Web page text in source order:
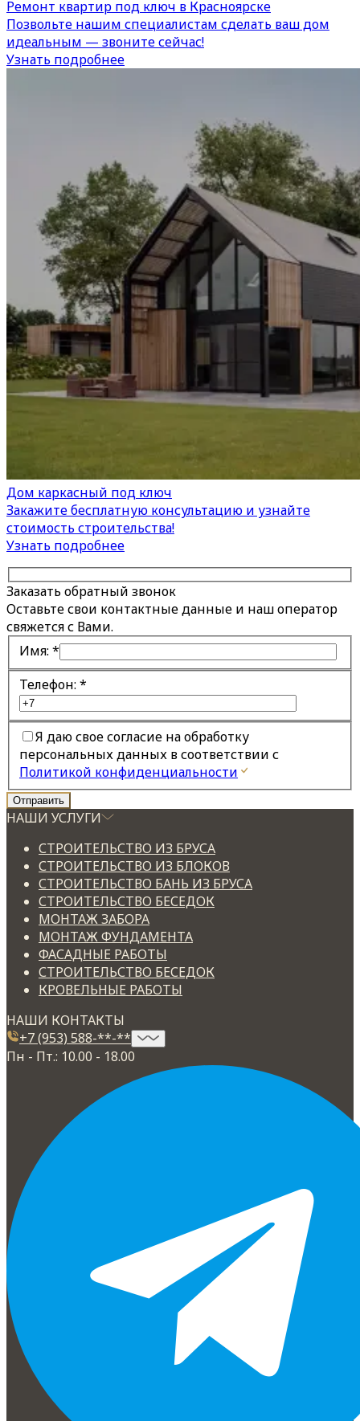
Ремонт квартир под ключ в Красноярске
Позвольте нашим специалистам сделать ваш дом
идеальным — звоните сейчас!
Узнать подробнее
Дом каркасный под ключ
Закажите бесплатную консультацию и узнайте
стоимость строительства!
Узнать подробнее
Заказать обратный звонок
Оставьте свои контактные данные и наш оператор
свяжется с Вами.
Имя: *
Телефон: *
Я даю свое согласие на обработку
персональных данных в соответствии с
Политикой конфиденциальности
НАШИ УСЛУГИ
СТРОИТЕЛЬСТВО ИЗ БРУСА
СТРОИТЕЛЬСТВО ИЗ БЛОКОВ
СТРОИТЕЛЬСТВО БАНЬ ИЗ БРУСА
СТРОИТЕЛЬСТВО БЕСЕДОК
МОНТАЖ ЗАБОРА
МОНТАЖ ФУНДАМЕНТА
ФАСАДНЫЕ РАБОТЫ
СТРОИТЕЛЬСТВО БЕСЕДОК
КРОВЕЛЬНЫЕ РАБОТЫ
НАШИ КОНТАКТЫ
+7 (953) 588-**-**
Пн - Пт.: 10.00 - 18.00